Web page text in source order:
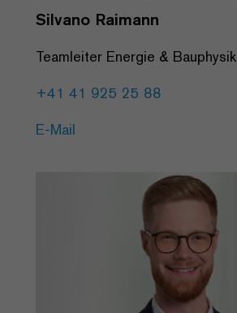
Silvano Raimann
Teamleiter Energie & Bauphysik
+41 41 925 25 88
E-Mail